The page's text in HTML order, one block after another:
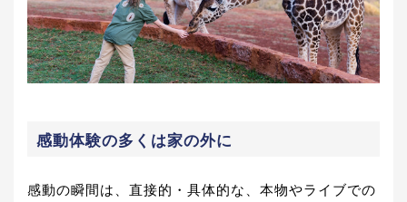
感動体験の多くは家の外に
感動の瞬間は、直接的・具体的な、本物やライブでの